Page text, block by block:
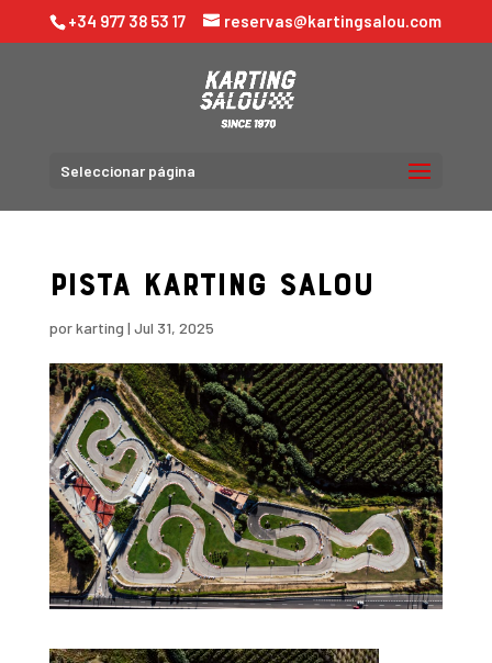
+34 977 38 53 17 reservas@kartingsalou.com
Seleccionar página
PISTA KARTING SALOU
porkarting | Jul 31, 2025